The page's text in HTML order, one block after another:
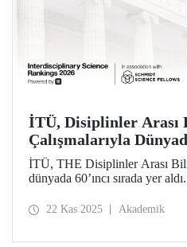
İTÜ, Disiplinler Arası
Çalışmalarıyla
İTÜ, THE Disiplinler Arası
dünyada 60’ıncı sırada yer
geliştirmeye öncülük eden
22 Kas 2025 Akademik